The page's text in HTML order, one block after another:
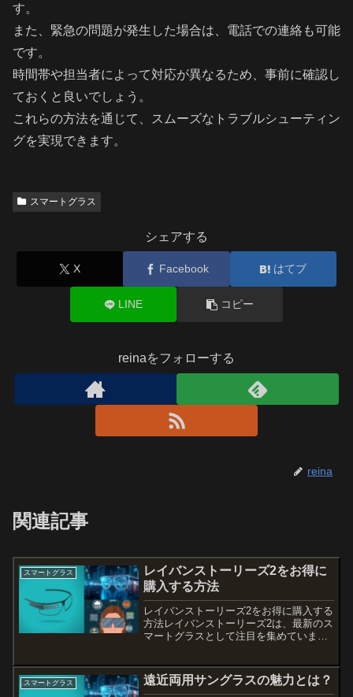
す。
また、緊急の問題が発生した場合は、電話での連絡も可能
です。
時間帯や担当者によって対応が異なるため、事前に確認し
ておくと良いでしょう。
これらの方法を通じて、スムーズなトラブルシューティン
グを実現できます。
スマートグラス
シェアする
X Facebook はてブ
LINE コピー
reinaをフォローする
reina
関連記事
スマートグラス
レイバンストーリーズ2をお得に
購入する方法
レイバンストーリーズ2をお得に購入する
方法レイバンストーリーズ2は、最新のス
マートグラスとして注目を集めていま
情報が気になる方も多いでしょう。この
記事では、レイバンスト...
スマートグラス 遠近両用サングラスの魅力とは？